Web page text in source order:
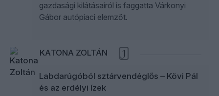
gazdasági kilátásairól is faggatta Várkonyi
Gábor autópiaci elemzőt.
KATONA ZOLTÁN 1
Labdarúgóból sztárvendéglős – Kövi Pál
és az erdélyi ízek